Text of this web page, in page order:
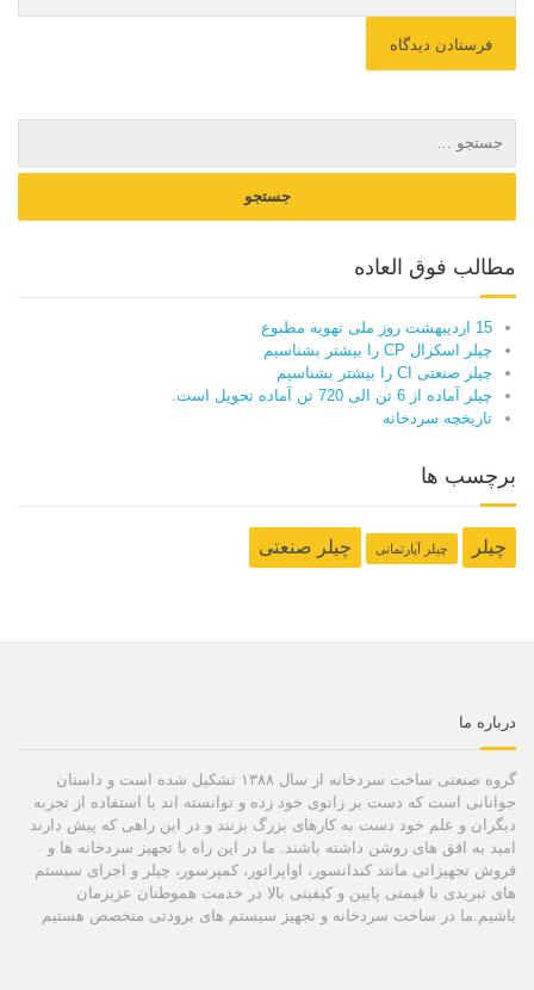
مطالب فوق العاده
15 اردیبهشت روز ملی تهویه مطبوع
چیلر اسکرال CP را بیشتر بشناسیم
چیلر صنعتی CI را بیشتر بشناسیم
چیلر آماده از 6 تن الی 720 تن آماده تحویل است.
تاریخچه سردخانه
برچسب ها
چیلر چیلر آپارتمانی چیلر صنعتی
درباره ما
گروه صنعتی ساخت سردخانه از سال ۱۳۸۸ تشکیل شده است و داستان
جوانانی است که دست بر زانوی خود زده و توانسته اند با استفاده از تجربه
دیگران و علم خود دست به کارهای بزرگ بزنند و در این راهی که پیش دارند
امید به افق های روشن داشته باشند. ما در این راه با تجهیز سردخانه ها و
فروش تجهیزاتی مانند کندانسور، اواپراتور، کمپرسور، چیلر و اجرای سیستم
های تبریدی با قیمتی پایین و کیفیتی بالا در خدمت هموطنان عزیزمان
باشیم.ما در ساخت سردخانه و تجهیز سیستم های برودتی متخصص هستیم